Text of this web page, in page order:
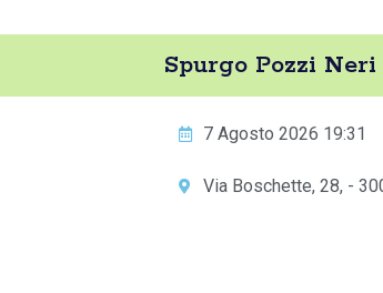
Spurgo Pozzi
7 Agosto 2026 19:31
Via Boschette, 28, -